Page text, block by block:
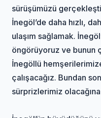
sürüşümüzü
İnegöl’de daha hızlı,
ulaşım sağlamak.
öngörüyoruz ve bunun
İnegöllü
çalışacağız. Bundan
sürprizlerimiz